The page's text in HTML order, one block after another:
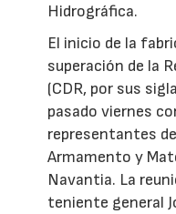
Hidrográfica.
El inicio de la
superación de la
(CDR, por sus
pasado viernes
representantes
Armamento y
Navantia. La
teniente general